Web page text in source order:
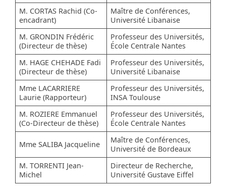
M. CORTAS Rachid (Co-
encadrant)
Maître de Conférences,
Université Libanaise
M. GRONDIN Frédéric
(Directeur de thèse)
Professeur des Universités,
École Centrale Nantes
M. HAGE CHEHADE Fadi
(Directeur de thèse)
Professeur des Universités,
Université Libanaise
Mme LACARRIERE
Laurie (Rapporteur)
Professeur des Universités,
INSA Toulouse
M. ROZIERE Emmanuel
(Co-Directeur de thèse)
Professeur des Universités,
École Centrale Nantes
Mme SALIBA Jacqueline
Maître de Conférences,
Université de Bordeaux
M. TORRENTI Jean-
Michel
Directeur de Recherche,
Université Gustave Eiffel